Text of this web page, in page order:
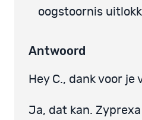
oogstoornis
Antwoord
Hey C., dank voor je
Ja, dat kan.